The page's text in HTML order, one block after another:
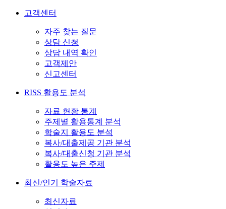
고객센터
자주 찾는 질문
상담 신청
상담 내역 확인
고객제안
신고센터
RISS 활용도 분석
자료 현황 통계
주제별 활용통계 분석
학술지 활용도 분석
복사/대출제공 기관 분석
복사/대출신청 기관 분석
활용도 높은 주제
최신/인기 학술자료
최신자료